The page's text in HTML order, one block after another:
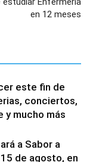
en 12 meses
este fin de
conciertos,
y mucho más
a Sabor a
de agosto, en